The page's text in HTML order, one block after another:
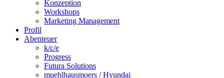
Konzeption
Workshops
Marketing Management
Profil
Abenteuer
k/c/e
Progress
Futura Solutions
muehlhausmoers / Hyundai